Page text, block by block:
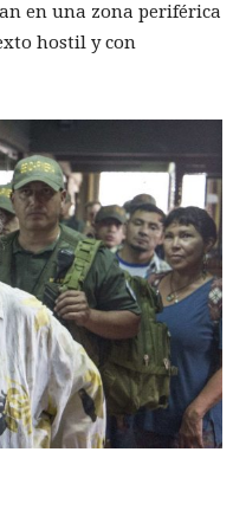
en una zona periférica
hostil y con